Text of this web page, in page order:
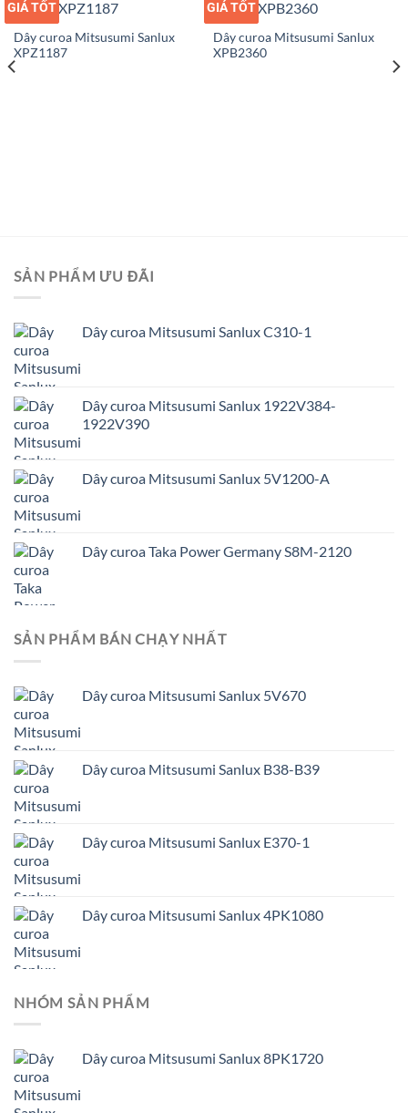
GIÁ SỈ
GIÁ TỐT
Dây curoa Mitsusumi Sanlux
XPZ1187
GIÁ SỈ
GIÁ TỐT
Dây curoa Mitsusumi Sanlux
XPB2360
SẢN PHẨM ƯU ĐÃI
Dây curoa Mitsusumi Sanlux C310-1
Dây curoa Mitsusumi Sanlux 1922V384-
1922V390
Dây curoa Mitsusumi Sanlux 5V1200-A
Dây curoa Taka Power Germany S8M-2120
SẢN PHẨM BÁN CHẠY NHẤT
Dây curoa Mitsusumi Sanlux 5V670
Dây curoa Mitsusumi Sanlux B38-B39
Dây curoa Mitsusumi Sanlux E370-1
Dây curoa Mitsusumi Sanlux 4PK1080
NHÓM SẢN PHẨM
Dây curoa Mitsusumi Sanlux 8PK1720